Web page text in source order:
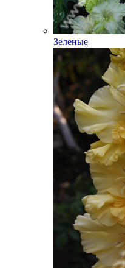
Зеленые